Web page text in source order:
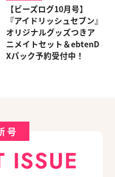
【ビーズログ10月号】
『アイドリッシュセブン』
オリジナルグッズつきア
ニメイトセット＆ebtenD
Xパック予約受付中！
号
ISSUE